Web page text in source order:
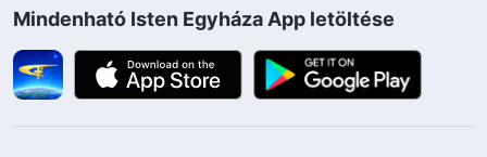
Mindenható Isten Egyháza App letöltése